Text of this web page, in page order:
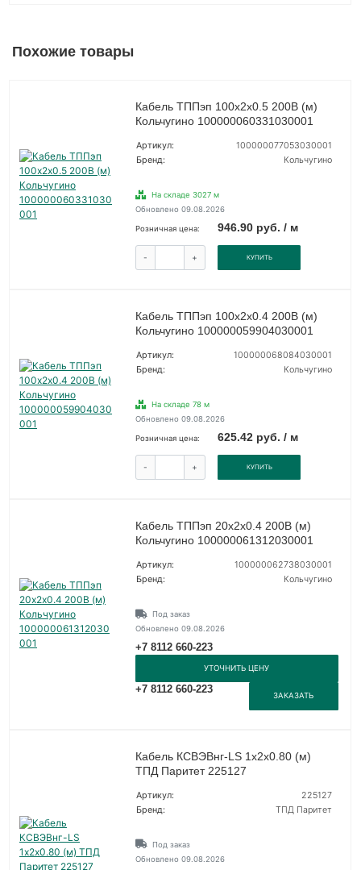
Похожие товары
Кабель ТППэп 100х2х0.5 200В (м)
Кольчугино 100000060331030001
Артикул:
100000077053030001
Бренд:
Кольчугино
На складе 3027 м
Обновлено 09.08.2026
Розничная цена: 946.90 руб. / м
- + КУПИТЬ
Кабель ТППэп 100х2х0.4 200В (м)
Кольчугино 100000059904030001
Артикул:
100000068084030001
Бренд:
Кольчугино
На складе 78 м
Обновлено 09.08.2026
Розничная цена: 625.42 руб. / м
- + КУПИТЬ
Кабель ТППэп 20х2х0.4 200В (м)
Кольчугино 100000061312030001
Артикул:
100000062738030001
Бренд:
Кольчугино
Под заказ
Обновлено 09.08.2026
+7 8112 660-223
УТОЧНИТЬ ЦЕНУ
+7 8112 660-223
ЗАКАЗАТЬ
Кабель КСВЭВнг-LS 1х2х0.80 (м)
ТПД Паритет 225127
Артикул:
225127
Бренд:
ТПД Паритет
Под заказ
Обновлено 09.08.2026